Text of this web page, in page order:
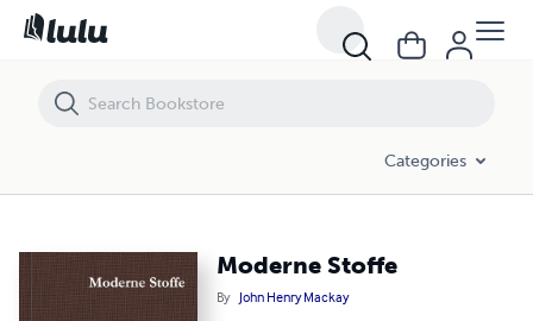
Categories
Moderne Stoffe
By John Henry Mackay
Moderne Stoffe